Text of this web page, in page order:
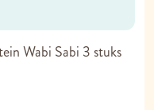
Wabi Sabi 3 stuks